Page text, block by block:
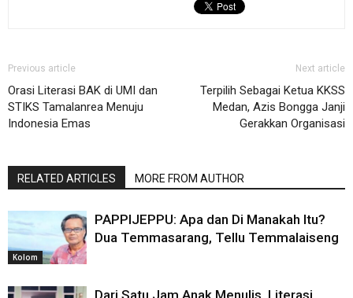
Previous article
Orasi Literasi BAK di UMI dan
STIKS Tamalanrea Menuju
Indonesia Emas
Next article
Terpilih Sebagai Ketua KKSS
Medan, Azis Bongga Janji
Gerakkan Organisasi
RELATED ARTICLES MORE FROM AUTHOR
Kolom
PAPPIJEPPU: Apa dan Di Manakah Itu?
Dua Temmasarang, Tellu Temmalaiseng
Dari Satu Jam Anak Menulis, Literasi